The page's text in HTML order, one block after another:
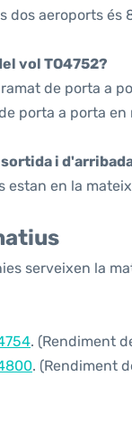
dos aeroports és
vol TO4752?
de porta a
porta a porta en
i
estan en la
serveixen la
. (Rendiment
. (Rendiment